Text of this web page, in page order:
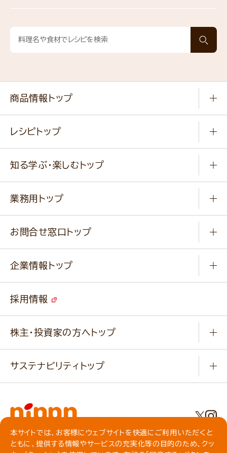
商品情報トップ
健康食品・他
新商品・リニューアル商品
通販サイト一覧
レシピトップ
作り方動画
みなさまのレシピはこちら
知る学ぶ・楽しむトップ
ふっくらパンをつくりましょう
キャンペーン
業務用トップ
ニップンの アマニ 業務用サイト
ベジカフェブランドサイト
お問合せ窓口トップ
改善事例
業務用商品のお問合せ
企業情報トップ
事業紹介
経営理念・経営方針・行動規範・行動指針
ニップンの歴史
事業場・工場一覧
採用情報
株主・投資家の方へトップ
IR情報
IRライブラリ
株主総会・株式関連情報／社債・格付情報
サステナビリティトップ
基本方針
社会
プライバシーポリシー
本サイトでは、お客様にウェブサイトを快適にご利用いただくと
ともに、提供する情報やサービスの充実化等の目的のため、クッ